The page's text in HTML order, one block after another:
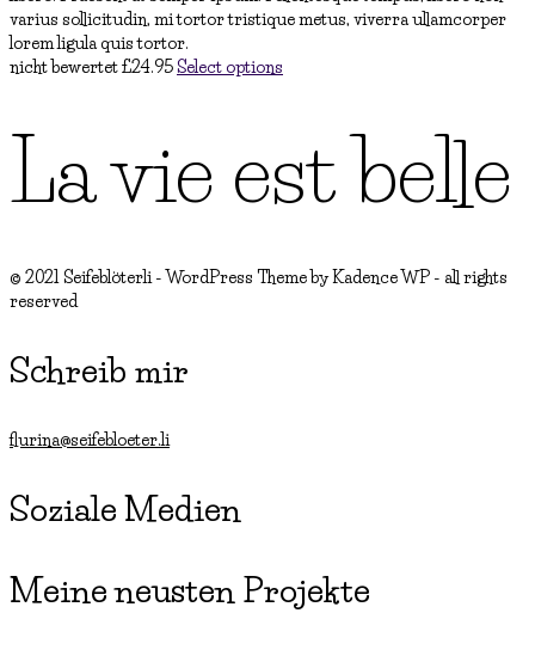
varius sollicitudin, mi tortor tristique metus, viverra ullamcorper
lorem ligula quis tortor.
nicht bewertet£24.95Select options
La vie est belle
© 2021 Seifeblöterli - WordPress Theme by Kadence WP - all rights
reserved
Schreib mir
flurina@seifebloeter.li
Soziale Medien
Meine neusten Projekte